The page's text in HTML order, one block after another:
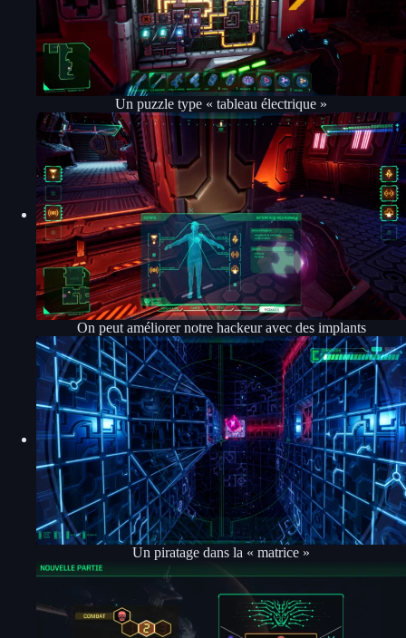
Un puzzle type « tableau électrique »
On peut améliorer notre hackeur avec des implants
Un piratage dans la « matrice »